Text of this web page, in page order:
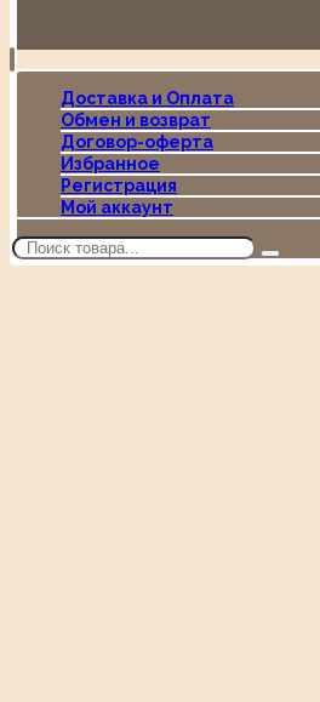
Доставка и Оплата
Обмен и возврат
Договор-оферта
Избранное
Регистрация
Мой аккаунт